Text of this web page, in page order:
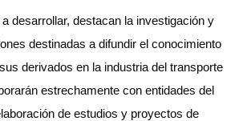
desarrollar, destacan la investigación y
destinadas a difundir el conocimiento
derivados en la industria del transporte
estrechamente con entidades del
de estudios y proyectos de